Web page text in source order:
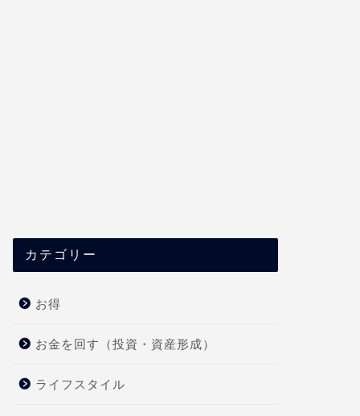
カテゴリー
お得
お金を回す（投資・資産形成）
ライフスタイル